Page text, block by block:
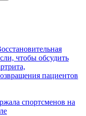
чтобы обсудить
пациентов
спортсменов на